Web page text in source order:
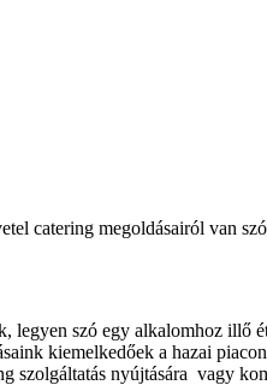
catering megoldásairól van
legyen szó egy alkalomhoz illő
kiemelkedőek a hazai
szolgáltatás nyújtására vagy